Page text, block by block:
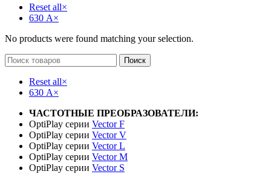
Reset all×
630 А×
No products were found matching your selection.
Поиск
Reset all×
630 А×
ЧАСТОТНЫЕ ПРЕОБРАЗОВАТЕЛИ:
OptiPlay серии Vector F
OptiPlay серии Vector V
OptiPlay серии Vector L
OptiPlay серии Vector M
OptiPlay серии Vector S